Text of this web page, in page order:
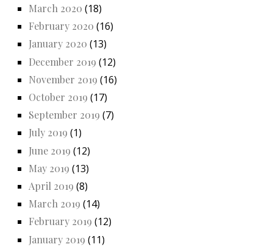
March 2020 (18)
February 2020 (16)
January 2020 (13)
December 2019 (12)
November 2019 (16)
October 2019 (17)
September 2019 (7)
July 2019 (1)
June 2019 (12)
May 2019 (13)
April 2019 (8)
March 2019 (14)
February 2019 (12)
January 2019 (11)